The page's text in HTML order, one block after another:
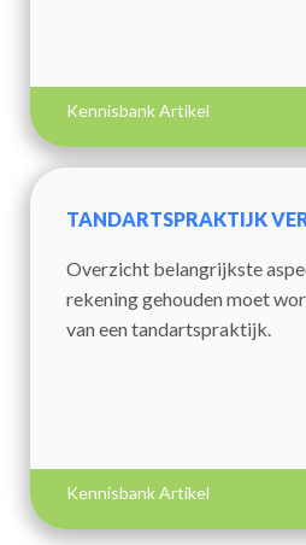
Kennisbank Artikel
TANDARTSPRAKTIJK
Overzicht belangrijkste
rekening gehouden moet
van een tandartspraktijk.
Kennisbank Artikel